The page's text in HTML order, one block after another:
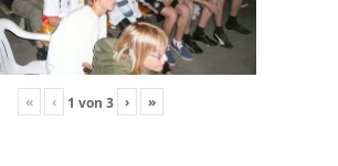
« ‹ 1 von 3 › »